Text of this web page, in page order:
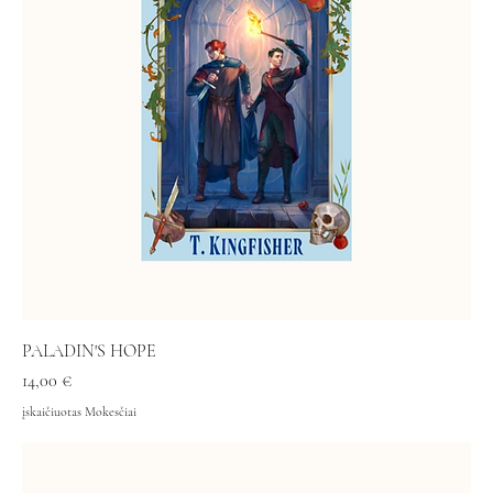
PALADIN'S HOPE
Kaina
14,00 €
įskaičiuotas Mokesčiai